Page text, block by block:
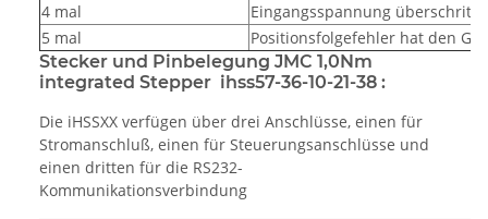
4 mal
Eingangsspannung
5 mal
Positionsfolgefehler hat den
Stecker und Pinbelegung JMC 1,0Nm
integrated Stepper ihss57-36-10-21-38 :
Die iHSSXX verfügen über drei Anschlüsse, einen für
Stromanschluß, einen für Steuerungsanschlüsse und
einen dritten für die RS232-
Kommunikationsverbindung